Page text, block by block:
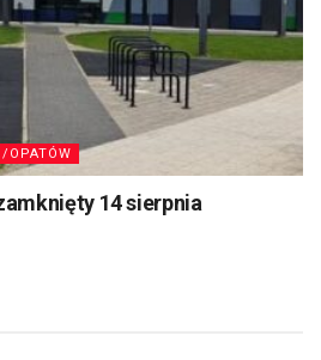
OPATÓW
14 sierpnia